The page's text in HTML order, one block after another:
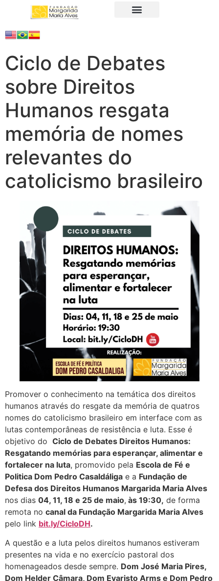
Ciclo de Debates
sobre Direitos
Humanos resgata
memória de nomes
relevantes do
catolicismo brasileiro
Promover o conhecimento na temática dos direitos
humanos através do resgate da memória de quatros
nomes do catolicismo brasileiro em interface com as
lutas contemporâneas de resistência e luta. Esse é
objetivo do Ciclo de Debates Direitos Humanos:
Resgatando memórias para esperançar, alimentar e
fortalecer na luta, promovido pela Escola de Fé e
Politica Dom Pedro Casaldáliga e a Fundação de
Defesa dos Direitos Humanos Margarida Maria Alves
nos dias 04, 11, 18 e 25 de maio, às 19:30, de forma
remota no canal da Fundação Margarida Maria Alves
pelo link bit.ly/CicloDH.
A questão e a luta pelos direitos humanos estiveram
presentes na vida e no exercício pastoral dos
homenageados desde sempre. Dom José Maria Pires,
Dom Helder Câmara, Dom Evaristo Arms e Dom Pedro